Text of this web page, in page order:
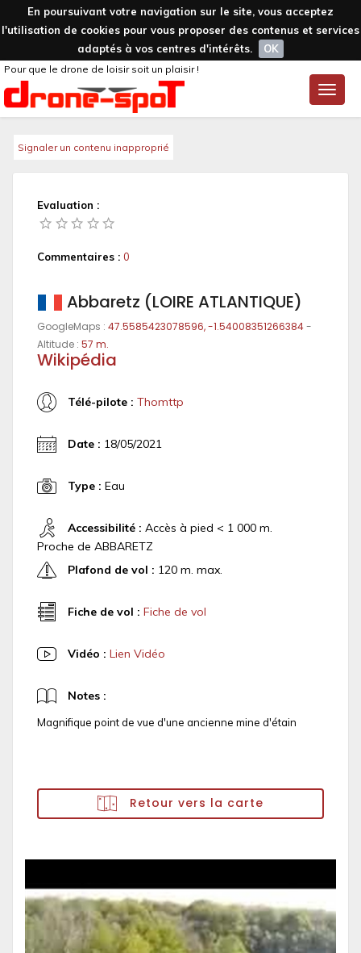
En poursuivant votre navigation sur le site, vous acceptez
l'utilisation de cookies pour vous proposer des contenus et services
adaptés à vos centres d'intérêts.
OK
Toggle
Pour que le drone de loisir soit un plaisir !
Signaler un contenu inapproprié
Evaluation :
Commentaires : 0
Abbaretz (LOIRE ATLANTIQUE)
GoogleMaps : 47.5585423078596, -1.54008351266384-
Altitude : 57 m.
Wikipédia
Télé-pilote : Thomttp
Date : 18/05/2021
Type : Eau
Accessibilité : Accès à pied < 1 000 m.
Proche de ABBARETZ
Plafond de vol : 120 m. max.
Fiche de vol : Fiche de vol
Vidéo : Lien Vidéo
Notes :
Magnifique point de vue d'une ancienne mine d'étain
Retour vers la carte